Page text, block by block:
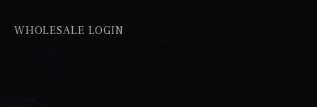
WHOLESALE LOGIN